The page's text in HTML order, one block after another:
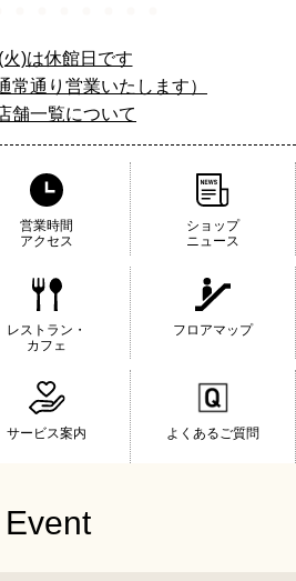
)は休館日です
常通り営業いたします）
舗一覧について
営業時間
アクセス
ショップ
ニュース
レストラン・
カフェ
フロアマップ
サービス案内 よくあるご質問
Event